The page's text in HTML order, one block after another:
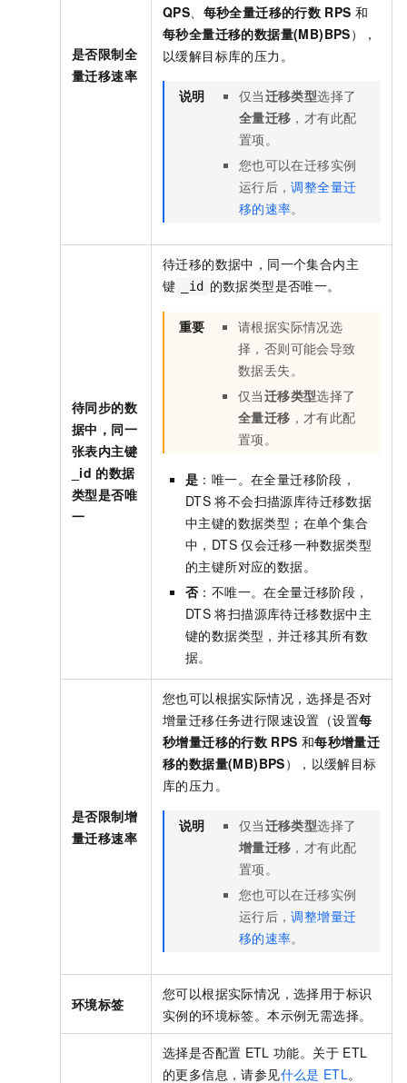
是否限制全
量迁移速率
QPS
每秒全量迁移的行数 RPS 和
每秒全量迁移的数据量(MB)BPS），
以缓解目标库的压力。
说明 仅当迁移类型选择了
全量迁移 ，才有此配
置项。
您也可以在迁移实例
运行后，调整全量迁
移的速率。
待同步的数
据中，同一
张表内主键
_id 的数据
类型是否唯
一
待迁移的数据中，同一个集合内主
键
_id 的数据类型是否唯一。
重要
请根据实际情况选
择，否则可能会导致
数据丢失。
仅当迁移类型选择了
全量迁移 ，才有此配
置项。
是 ：唯一。在全量迁移阶段，
DTS 将不会扫描源库待迁移数据
中主键的数据类型；在单个集合
中，DTS 仅会迁移一种数据类型
的主键所对应的数据。
否：不唯一。在全量迁移阶段，
DTS 将扫描源库待迁移数据中主
键的数据类型，并迁移其所有数
据。
是否限制增
量迁移速率
您也可以根据实际情况，选择是否对
增量迁移任务进行限速设置（设置每
秒增量迁移的行数 RPS 和每秒增量迁
移的数据量(MB)BPS），以缓解目标
库的压力。
说明 仅当迁移类型选择了
增量迁移 ，才有此配
置项。
您也可以在迁移实例
运行后，调整增量迁
移的速率。
环境标签
您可以根据实际情况，选择用于标识
实例的环境标签。本示例无需选择。
选择是否配置 ETL 功能。关于 ETL
的更多信息，请参见什么是 ETL。